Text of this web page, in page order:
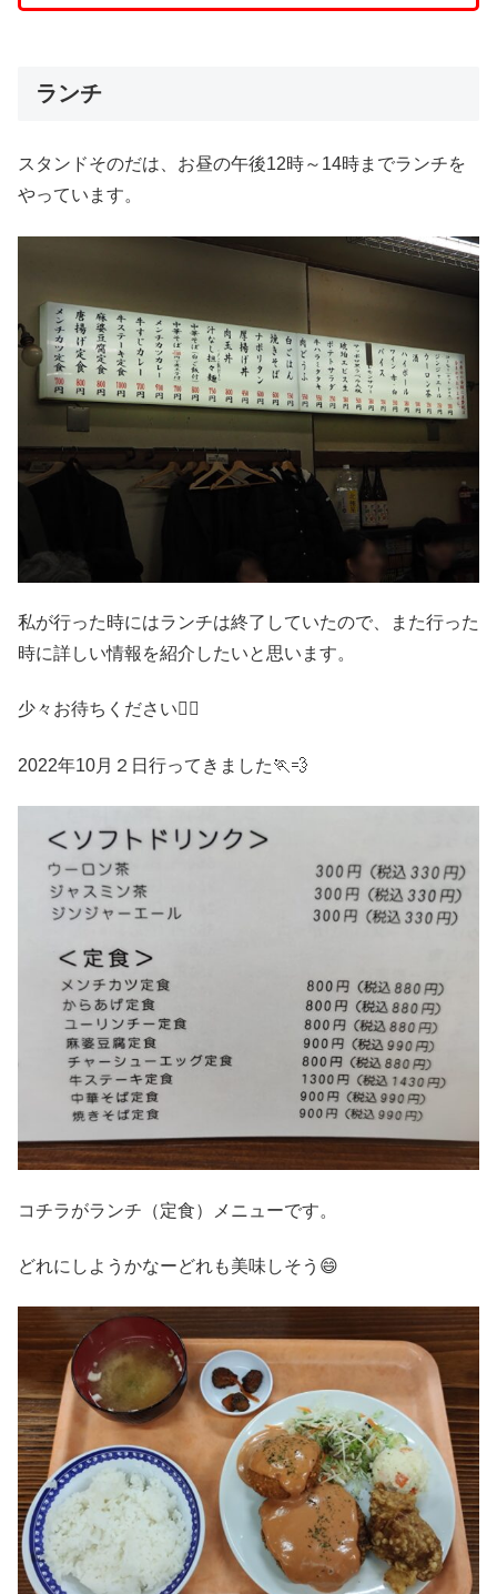
ランチ
スタンドそのだは、お昼の午後12時～14時までランチを
やっています。
私が行った時にはランチは終了していたので、また行った
時に詳しい情報を紹介したいと思います。
少々お待ちください🙇‍♂️
2022年10月２日行ってきました🏃💨
コチラがランチ（定食）メニューです。
どれにしようかなーどれも美味しそう😄